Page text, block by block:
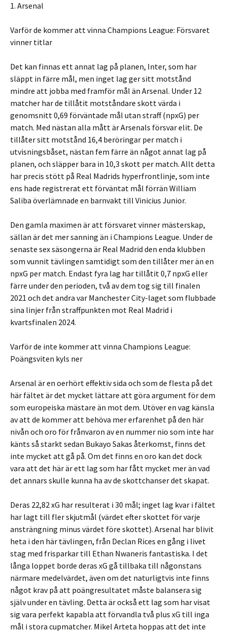
1. Arsenal
Varför de kommer att vinna Champions League: Försvaret
vinner titlar
Det kan finnas ett annat lag på planen, Inter, som har
släppt in färre mål, men inget lag ger sitt motstånd
mindre att jobba med framför mål än Arsenal. Under 12
matcher har de tillåtit motståndare skott värda i
genomsnitt 0,69 förväntade mål utan straff (npxG) per
match. Med nästan alla mått är Arsenals försvar elit. De
tillåter sitt motstånd 16,4 beröringar per match i
utvisningsbåset, nästan fem färre än något annat lag på
planen, och släpper bara in 10,3 skott per match. Allt detta
har precis stött på Real Madrids hyperfrontlinje, som inte
ens hade registrerat ett förväntat mål förrän William
Saliba överlämnade en barnvakt till Vinicius Junior.
Den gamla maximen är att försvaret vinner mästerskap,
sällan är det mer sanning än i Champions League. Under de
senaste sex säsongerna är Real Madrid den enda klubben
som vunnit tävlingen samtidigt som den tillåter mer än en
npxG per match. Endast fyra lag har tillåtit 0,7 npxG eller
färre under den perioden, två av dem tog sig till finalen
2021 och det andra var Manchester City-laget som flubbade
sina linjer från straffpunkten mot Real Madrid i
kvartsfinalen 2024.
Varför de inte kommer att vinna Champions League:
Poängsviten kyls ner
Arsenal är en oerhört effektiv sida och som de flesta på det
här fältet är det mycket lättare att göra argument för dem
som europeiska mästare än mot dem. Utöver en vag känsla
av att de kommer att behöva mer erfarenhet på den här
nivån och oro för frånvaron av en nummer nio som inte har
känts så starkt sedan Bukayo Sakas återkomst, finns det
inte mycket att gå på. Om det finns en oro kan det dock
vara att det här är ett lag som har fått mycket mer än vad
det annars skulle kunna ha av de skottchanser det skapat.
Deras 22,82 xG har resulterat i 30 mål; inget lag kvar i fältet
har lagt till fler skjutmål (värdet efter skottet för varje
ansträngning minus värdet före skottet). Arsenal har blivit
heta i den här tävlingen, från Declan Rices en gång i livet
stag med frisparkar till Ethan Nwaneris fantastiska. I det
långa loppet borde deras xG gå tillbaka till någonstans
närmare medelvärdet, även om det naturligtvis inte finns
något krav på att poängresultatet måste balansera sig
själv under en tävling. Detta är också ett lag som har visat
sig vara perfekt kapabla att förvandla två plus xG till inga
mål i stora cupmatcher. Mikel Arteta hoppas att det inte